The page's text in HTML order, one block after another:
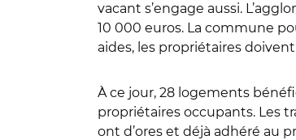
vacant s’engage aussi.
10 000 euros. La commune
aides, les propriétaires
À ce jour, 28 logements
propriétaires occupants. Les
ont d’ores et déjà adhéré au